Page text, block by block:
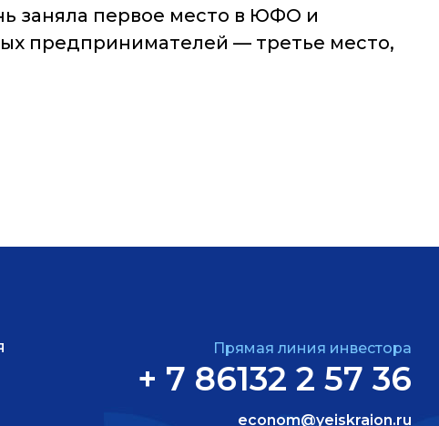
заняла первое место в ЮФО и
предпринимателей — третье место,
Прямая линия инвестора
+ 7 86132 2 57 36
econom@yeiskraion.ru